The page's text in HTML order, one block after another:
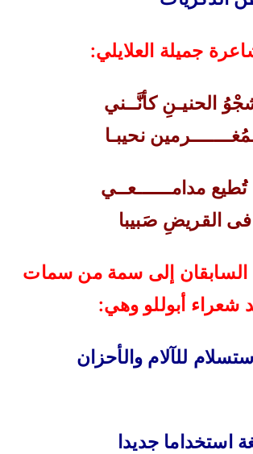
جميلة العلايلي:
الحنيـنِ كأنَّــني
نحيبـا
مدامــــــعــي
القريضِ صَبيبا
السابقان إلى سمة من سمات
شعراء أبوللو وهي:
للآلام والأحزان
استخداما جديدا